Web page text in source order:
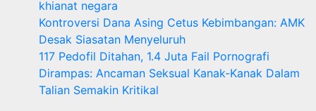
khianat negara
Kontroversi Dana Asing Cetus Kebimbangan: AMK
Desak Siasatan Menyeluruh
117 Pedofil Ditahan, 1.4 Juta Fail Pornografi
Dirampas: Ancaman Seksual Kanak-Kanak Dalam
Talian Semakin Kritikal